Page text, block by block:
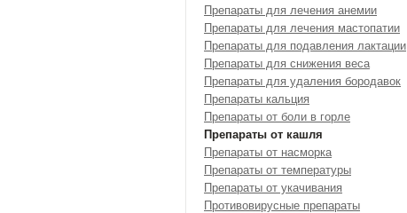
Препараты для лечения анемии
Препараты для лечения мастопатии
Препараты для подавления лактации
Препараты для снижения веса
Препараты для удаления бородавок
Препараты кальция
Препараты от боли в горле
Препараты от кашля
Препараты от насморка
Препараты от температуры
Препараты от укачивания
Противовирусные препараты